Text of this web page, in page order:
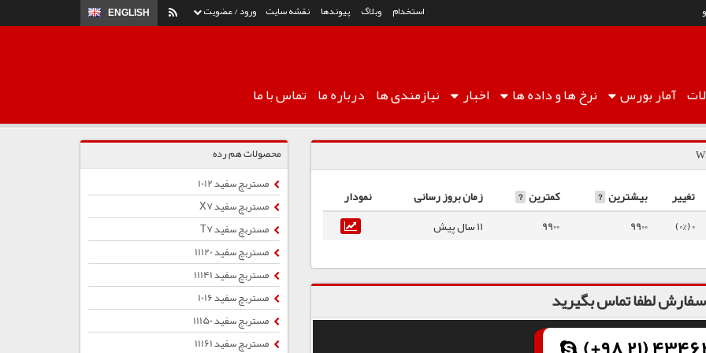
ورود / عضویت ENGLISH استخدام وبلاگ پیوندها نقشه سایت
آماربورس نرخ هاو داده ها اخبار نیازمندی ها درباره ما تماس با ما
تغییر بیشترین ? کمترین ? زمان بروز رسانی
نمودار
0 (0%)
9900
9900 11 سال پیش
لطفا تماس بگیرید
محصولات هم رده
مستربچ سفید 1012
مستربچ سفید X7
مستربچ سفید T7
مستربچ سفید 11120
مستربچ سفید 11141
مستربچ سفید 1016
مستربچ سفید 11150
مستربچ سفید 11161